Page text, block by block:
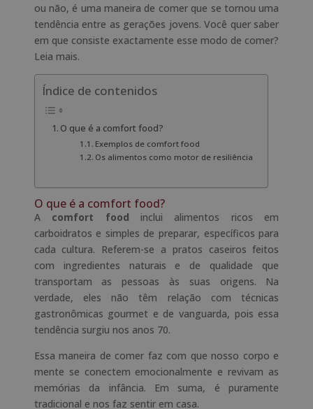
ou não, é uma maneira de comer que se tornou uma
tendência entre as gerações jovens. Você quer saber
em que consiste exactamente esse modo de comer?
Leia mais.
Índice de contenidos
O que é a comfort food?
Exemplos de comfort food
Os alimentos como motor de resiliência
O que é a comfort food?
A comfort food inclui alimentos ricos em
carboidratos e simples de preparar, específicos para
cada cultura. Referem-se a pratos caseiros feitos
com ingredientes naturais e de qualidade que
transportam as pessoas às suas origens. Na
verdade, eles não têm relação com técnicas
gastronômicas gourmet e de vanguarda, pois essa
tendência surgiu nos anos 70.
Essa maneira de comer faz com que nosso corpo e
mente se conectem emocionalmente e revivam as
memórias da infância. Em suma, é puramente
tradicional e nos faz sentir em casa.